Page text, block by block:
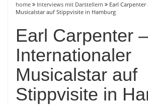
home Interviews mit Darstellern
Earl
Musicalstar auf Stippvisite in Hamburg
Earl Carpenter –
Internationaler
Musicalstar auf
Stippvisite in